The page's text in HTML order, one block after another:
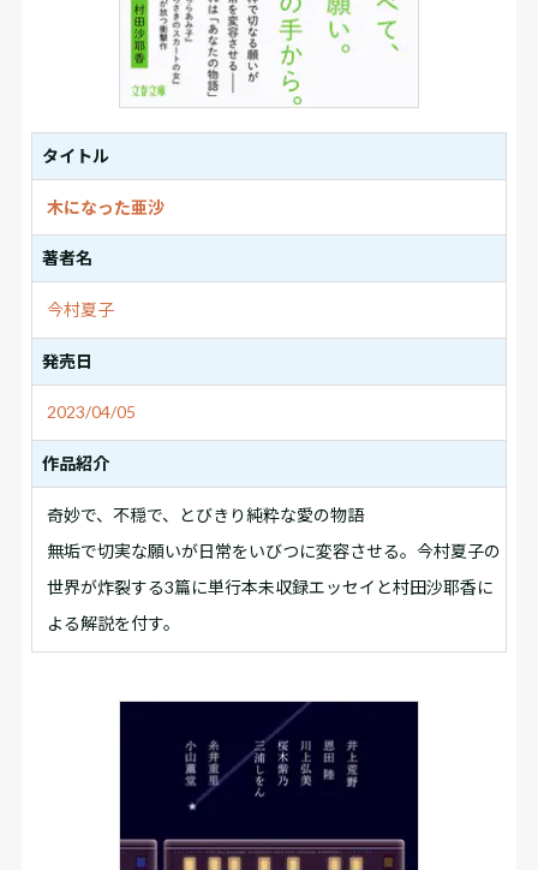
タイトル
木になった亜沙
著者名
今村夏子
発売日
2023/04/05
作品紹介
奇妙で、不穏で、とびきり純粋な愛の物語
無垢で切実な願いが日常をいびつに変容させる。今村夏子の
世界が炸裂する3篇に単行本未収録エッセイと村田沙耶香に
よる解説を付す。